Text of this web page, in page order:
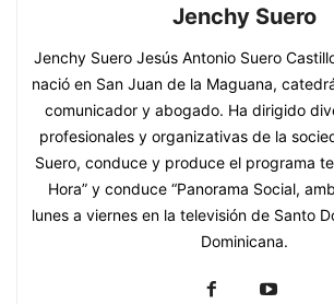
Jenchy Suero
Jenchy Suero Jesús Antonio Suero
nació en San Juan de la Maguana,
comunicador y abogado. Ha dirigido
profesionales y organizativas de la
Suero, conduce y produce el programa
Hora” y conduce “Panorama Social,
lunes a viernes en la televisión de Santo
Dominicana.